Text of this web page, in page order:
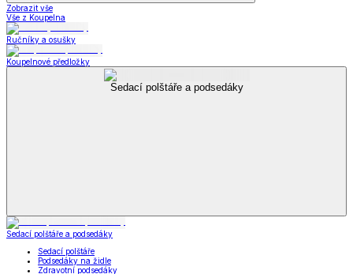
Zobrazit vše
Vše z Koupelna
Ručníky a osušky
Koupelnové předložky
Sedací polštáře a podsedáky
Sedací polštáře a podsedáky
Sedací polštáře
Podsedáky na židle
Zdravotní podsedáky